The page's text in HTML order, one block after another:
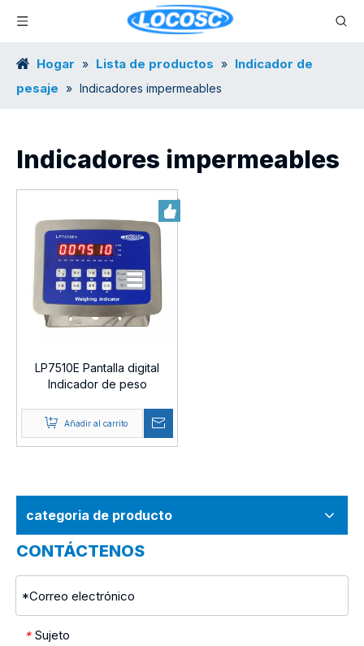
Hogar » Lista de productos » Indicador de
pesaje » Indicadores impermeables
Indicadores impermeables
LP7510E Pantalla digital
Indicador de peso
Añadir al carrito
categoria de producto
CONTÁCTENOS
* Sujeto